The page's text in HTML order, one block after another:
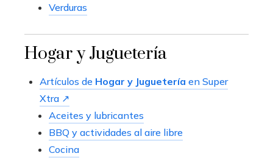
Verduras
Hogar y Juguetería
Artículos de Hogar y Juguetería en Super
Xtra ↗
Aceites y lubricantes
BBQ y actividades al aire libre
Cocina